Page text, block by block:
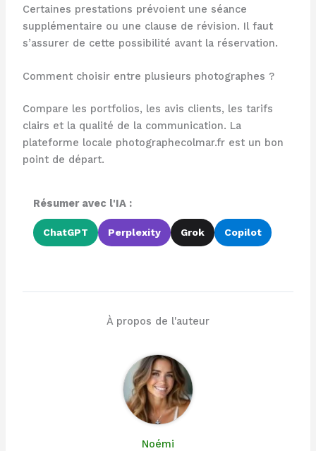
Certaines prestations prévoient une séance
supplémentaire ou une clause de révision. Il faut
s’assurer de cette possibilité avant la réservation.
Comment choisir entre plusieurs photographes ?
Compare les portfolios, les avis clients, les tarifs
clairs et la qualité de la communication. La
plateforme locale photographecolmar.fr est un bon
point de départ.
Résumer avec l'IA :
ChatGPT Perplexity Grok Copilot
À propos de l'auteur
Noémi